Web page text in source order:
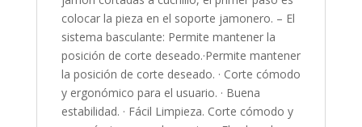
colocar la pieza en el soporte jamonero. – El
sistema basculante: Permite mantener la
posición de corte deseado.·Permite mantener
la posición de corte deseado. · Corte cómodo
y ergonómico para el usuario. · Buena
estabilidad. · Fácil Limpieza. Corte cómodo y